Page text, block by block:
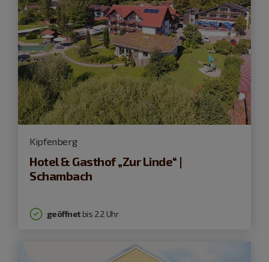
Kipfenberg
Hotel & Gasthof „Zur Linde“ |
Schambach
geöffnetbis 22 Uhr